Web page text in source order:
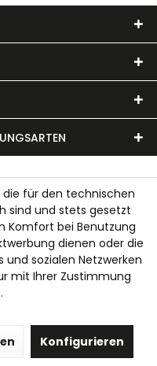
die für den technischen
sind und stets gesetzt
Komfort bei Benutzung
dienen oder die
sozialen Netzwerken
mit Ihrer Zustimmung
Konfigurieren